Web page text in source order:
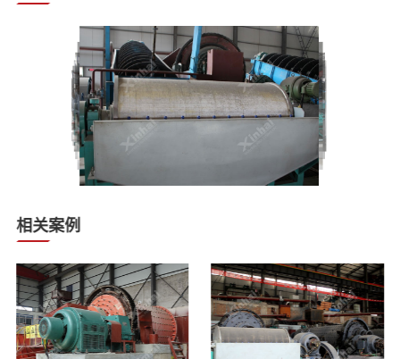
相关案例